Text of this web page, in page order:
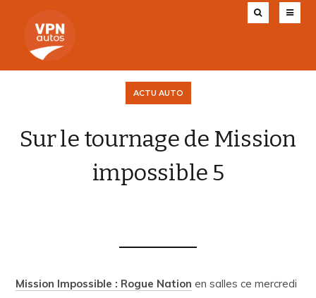
ACTU AUTO
Sur le tournage de Mission
impossible 5
Mission Impossible : Rogue Nation en salles ce mercredi